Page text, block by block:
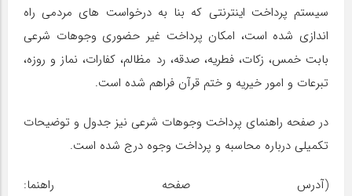
سیستم پرداخت اینترنتی که بنا به درخواست های مردمی راه
اندازی شده است، امکان پرداخت غیر حضوری وجوهات شرعی
بابت خمس، زکات، فطریه، صدقه، رد مظالم، کفارات، نماز و روزه،
تبرعات و امور خیریه و ختم قرآن فراهم شده است.
در صفحه راهنمای پرداخت وجوهات شرعی نیز جدول و توضیحات
تکمیلی درباره محاسبه و پرداخت وجوه درج شده است.
(آدرس صفحه راهنما: